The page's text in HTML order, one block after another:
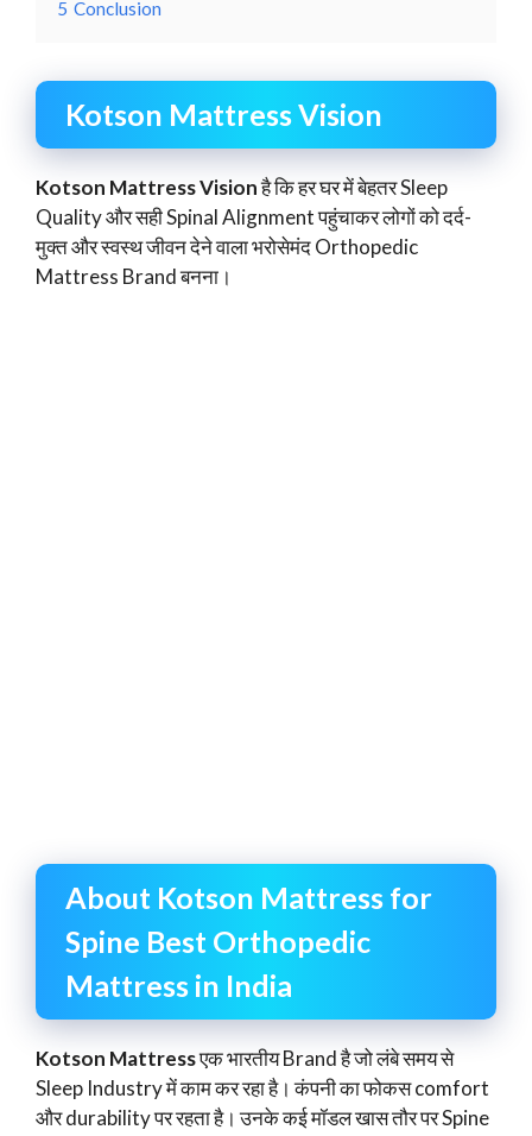
5 Conclusion
Kotson Mattress Vision
Kotson Mattress Visionहै कि हर घर में बेहतर Sleep
Quality और सही Spinal Alignment पहुंचाकर लोगों को दर्द-
मुक्त और स्वस्थ जीवन देने वाला भरोसेमंद Orthopedic
Mattress Brand बनना।
About Kotson Mattress for
Spine Best Orthopedic
Mattress in India
Kotson Mattressएक भारतीय Brand है जो लंबे समय से
Sleep Industry में काम कर रहा है। कंपनी का फोकस comfort
और durability पर रहता है। उनके कई मॉडल खास तौर पर Spine